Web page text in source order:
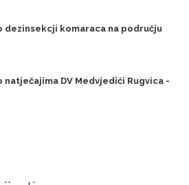
dezinsekcji komaraca na području
natječajima DV Medvjedići Rugvica -